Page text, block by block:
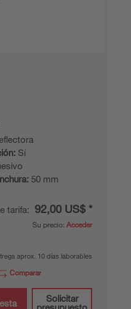
Sí
50 mm
tarifa: 92,00 US$ *
Su precio: Acceder
aprox. 10 días laborables
Comparar
Solicitar